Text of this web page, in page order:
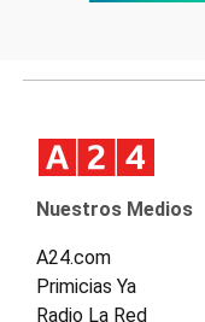
Nuestros Medios
A24.com
Primicias Ya
Radio La Red